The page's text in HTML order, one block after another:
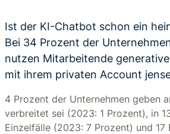
Ist der KI-Chatbot schon ein
Bei 34 Prozent der
nutzen Mitarbeitende
mit ihrem privaten Account
4 Prozent der Unternehmen geben
verbreitet sei (2023: 1 Prozent), in
Einzelfälle (2023: 7 Prozent) und 17